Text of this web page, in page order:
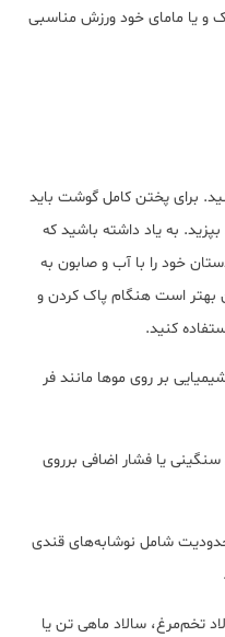
و یا مامای خود ورزش مناسبی
برای پختن کامل گوشت باید
سانتی‌گراد بپزید. به یاد داشته باشید که
خود را با آب و صابون به
است هنگام پاک کردن و
کنید.
بر روی موها مانند فر
یا فشار اضافی برروی
شامل نوشابه‌های قندی
تخم‌مرغ، سالاد ماهی تن یا